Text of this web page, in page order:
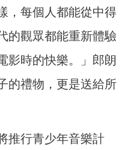
，每個人都能從中得
的觀眾都能重新體驗
影時的快樂。」郎朗
的禮物，更是送給所
推行青少年音樂計